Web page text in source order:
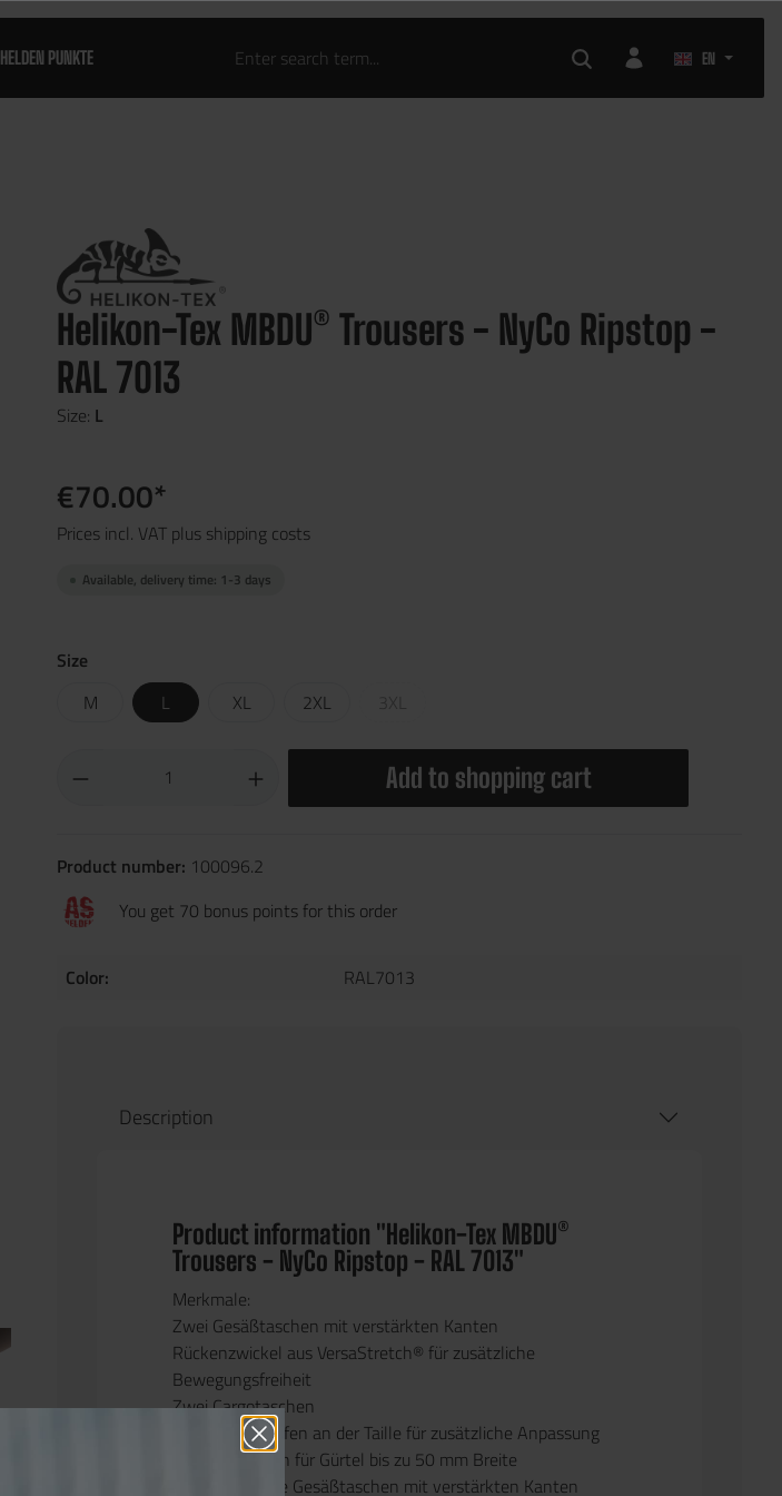
HELDEN PUNKTE EN
Helikon-Tex MBDU® Trousers - NyCo Ripstop -
RAL 7013
Size: L
€70.00*
Prices incl. VAT plus shipping costs
Available, delivery time: 1-3 days
Size
M
L XL 2XL 3XL
Add to shopping cart
Product number: 100096.2
You get 70 bonus points for this order
Color: RAL7013
Description
Product information "Helikon-Tex MBDU®
Trousers - NyCo Ripstop - RAL 7013"
Merkmale:
Zwei Gesäßtaschen mit verstärkten Kanten
Rückenzwickel aus VersaStretch® für zusätzliche
Bewegungsfreiheit
Zwei Cargotaschen
Haken&Schlaufen an der Taille für zusätzliche Anpassung
Gürtelschlaufen für Gürtel bis zu 50 mm Breite
Zwei klassische Gesäßtaschen mit verstärkten Kanten